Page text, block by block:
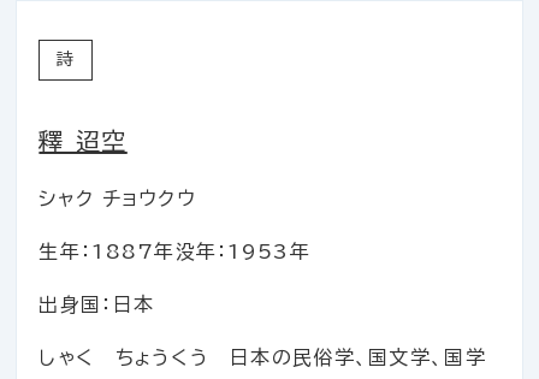
詩
釋 迢空
シャク チョウクウ
生年：1887年没年：1953年
出身国：日本
しゃく ちょうくう 日本の民俗学、国文学、国学